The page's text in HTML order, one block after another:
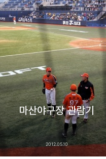
마산야구장 관람기
2012.05.10